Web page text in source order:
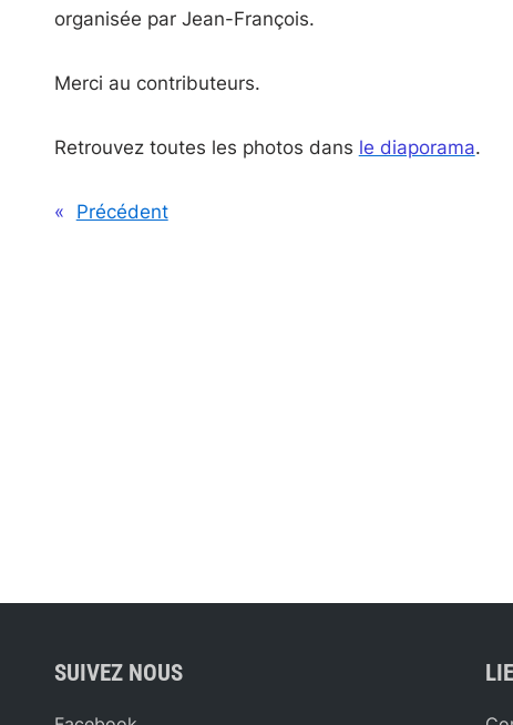
organisée par Jean-François.
Merci au contributeurs.
Retrouvez toutes les photos dans le diaporama.
« Précédent
SUIVEZ NOUS